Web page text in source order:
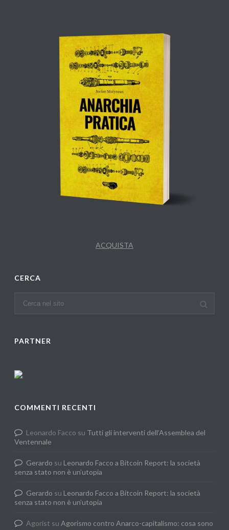
ACQUISTA
CERCA
PARTNER
COMMENTI RECENTI
Leonardo Facco su Tutti gli interventi dell’Assemblea del
Ventennale
Gerardo su Leonardo Facco a Bitcoin Report: la società
senza stato non è un’utopia
Gerardo su Leonardo Facco a Bitcoin Report: la società
senza stato non è un’utopia
Agorist suAgorismo contro Anarco-capitalismo: cosa sono